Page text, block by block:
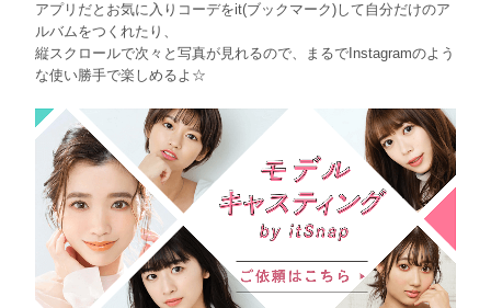
アプリだとお気に入りコーデをit(ブックマーク)して自分だけのア
ルバムをつくれたり、
縦スクロールで次々と写真が見れるので、まるでInstagramのよう
な使い勝手で楽しめるよ☆